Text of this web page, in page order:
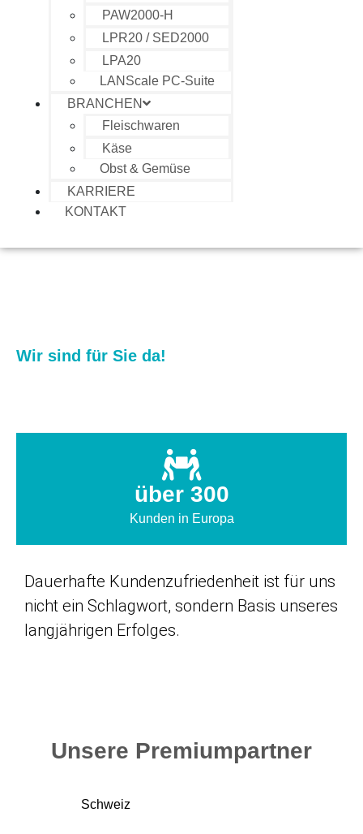
PAW2000-H
LPR20 / SED2000
LPA20
LANScale PC-Suite
BRANCHEN
Fleischwaren
Käse
Obst & Gemüse
KARRIERE
KONTAKT
Wir sind für Sie da!
über 300
Kunden in Europa
Dauerhafte Kundenzufriedenheit ist für uns
nicht ein Schlagwort, sondern Basis unseres
langjährigen Erfolges.
Unsere Premiumpartner
Schweiz